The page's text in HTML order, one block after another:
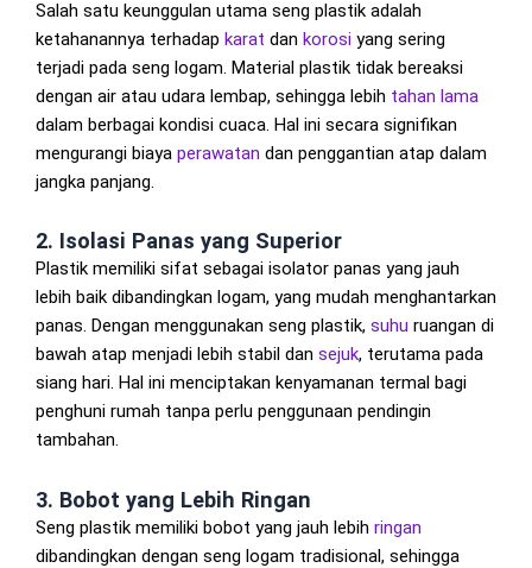
Salah satu keunggulan utama seng plastik adalah
ketahanannya terhadap karat dan korosi yang sering
terjadi pada seng logam. Material plastik tidak bereaksi
dengan air atau udara lembap, sehingga lebih tahan lama
dalam berbagai kondisi cuaca. Hal ini secara signifikan
mengurangi biaya perawatan dan penggantian atap dalam
jangka panjang.
2. Isolasi Panas yang Superior
Plastik memiliki sifat sebagai isolator panas yang jauh
lebih baik dibandingkan logam, yang mudah menghantarkan
panas. Dengan menggunakan seng plastik, suhu ruangan di
bawah atap menjadi lebih stabil dan sejuk, terutama pada
siang hari. Hal ini menciptakan kenyamanan termal bagi
penghuni rumah tanpa perlu penggunaan pendingin
tambahan.
3. Bobot yang Lebih Ringan
Seng plastik memiliki bobot yang jauh lebih ringan
dibandingkan dengan seng logam tradisional, sehingga